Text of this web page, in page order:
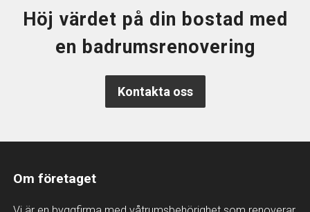
Höj värdet på din bostad med
en badrumsrenovering
Kontakta oss
Om företaget